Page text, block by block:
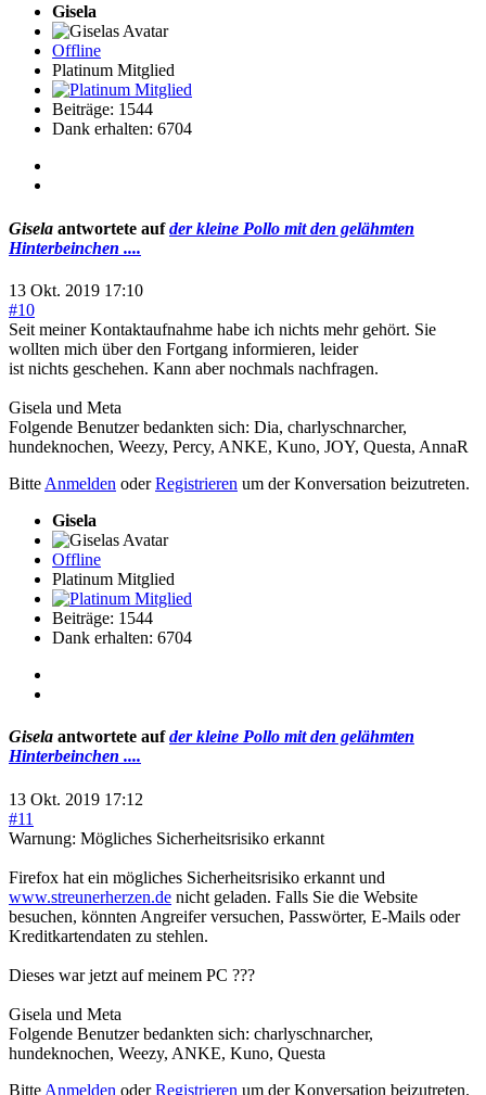
Gisela
Offline
Platinum Mitglied
Beiträge: 1544
Dank erhalten: 6704
Gisela antwortete aufder kleine Pollo mit den gelähmten
Hinterbeinchen ....
13 Okt. 2019 17:10
#10
Seit meiner Kontaktaufnahme habe ich nichts mehr gehört. Sie
wollten mich über den Fortgang informieren, leider
ist nichts geschehen. Kann aber nochmals nachfragen.
Gisela und Meta
Folgende Benutzer bedankten sich: Dia, charlyschnarcher,
hundeknochen, Weezy, Percy, ANKE, Kuno, JOY, Questa, AnnaR
Bitte Anmelden oderRegistrieren um der Konversation beizutreten.
Gisela
Offline
Platinum Mitglied
Beiträge: 1544
Dank erhalten: 6704
Gisela antwortete aufder kleine Pollo mit den gelähmten
Hinterbeinchen ....
13 Okt. 2019 17:12
#11
Warnung: Mögliches Sicherheitsrisiko erkannt
Firefox hat ein mögliches Sicherheitsrisiko erkannt und
www.streunerherzen.de nicht geladen. Falls Sie die Website
besuchen, könnten Angreifer versuchen, Passwörter, E-Mails oder
Kreditkartendaten zu stehlen.
Dieses war jetzt auf meinem PC ???
Gisela und Meta
Folgende Benutzer bedankten sich: charlyschnarcher,
hundeknochen, Weezy, ANKE, Kuno, Questa
Bitte Anmelden oderRegistrieren um der Konversation beizutreten.